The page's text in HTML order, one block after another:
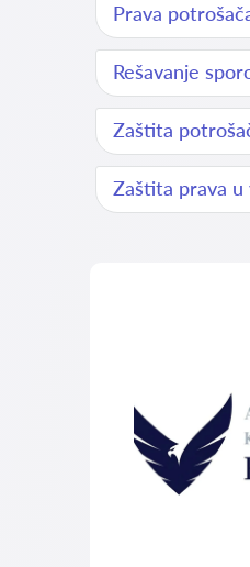
Prava
Rešavanje
Zaštita
Zaštita prava u